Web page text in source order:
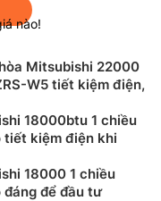
SRK60ZSX-
nghệ luồng gió
thống 3 motor đảo
chế độ 3D, cánh
xung quanh (1
nào!
Mitsubishi 22000
W5 tiết kiệm điện,
18000btu 1 chiều
tiết kiệm điện khi
18000 1 chiều
đáng để đầu tư